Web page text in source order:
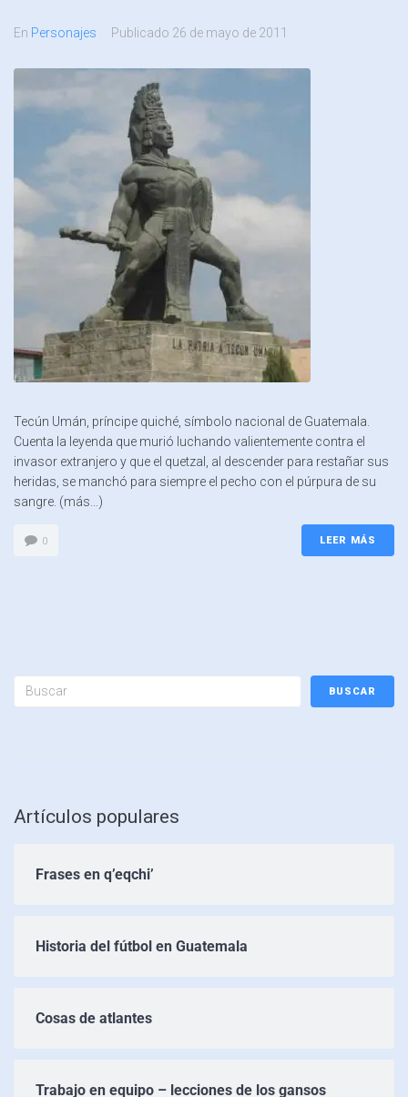
En Personajes Publicado 26 de mayo de 2011
Tecún Umán, príncipe quiché, símbolo nacional de Guatemala.
Cuenta la leyenda que murió luchando valientemente contra el
invasor extranjero y que el quetzal, al descender para restañar sus
heridas, se manchó para siempre el pecho con el púrpura de su
sangre. (más…)
0 LEER MÁS
BUSCAR
Artículos populares
Frases en q’eqchi’
Historia del fútbol en Guatemala
Cosas de atlantes
Trabajo en equipo – lecciones de los gansos